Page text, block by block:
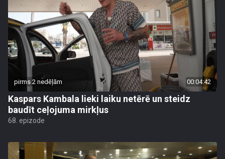
pirms 2 nedēļām 00:04:42
Kaspars Kambala lieki laiku netērē un steidz
baudīt ceļojuma mirkļus
68. epizode